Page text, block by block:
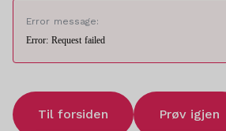
Error message:
Error: Request failed
Til forsiden Prøv igjen